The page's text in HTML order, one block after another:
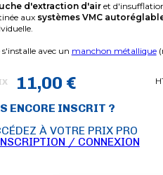
d'extraction d'airet
aux systèmes VMC
s'installe avec un manchon métallique
11,00 €
ENCORE INSCRIT ?
À VOTRE PRIX PRO
/ CONNEXION